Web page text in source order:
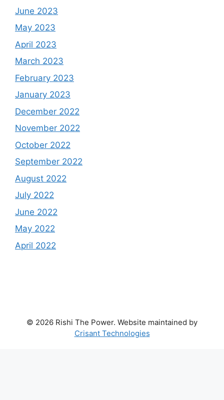
June 2023
May 2023
April 2023
March 2023
February 2023
January 2023
December 2022
November 2022
October 2022
September 2022
August 2022
July 2022
June 2022
May 2022
April 2022
© 2026 Rishi The Power. Website maintained by
Crisant Technologies